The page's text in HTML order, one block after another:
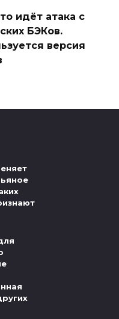
идёт атака с
БЭКов.
версия